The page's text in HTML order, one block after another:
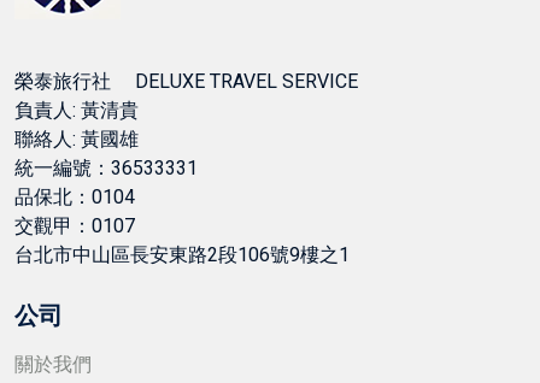
榮泰旅行社 DELUXE TRAVEL SERVICE
負責人: 黃清貴
聯絡人: 黃國雄
統一編號：36533331
品保北：0104
交觀甲：0107
台北市中山區長安東路2段106號9樓之1
公司
關於我們